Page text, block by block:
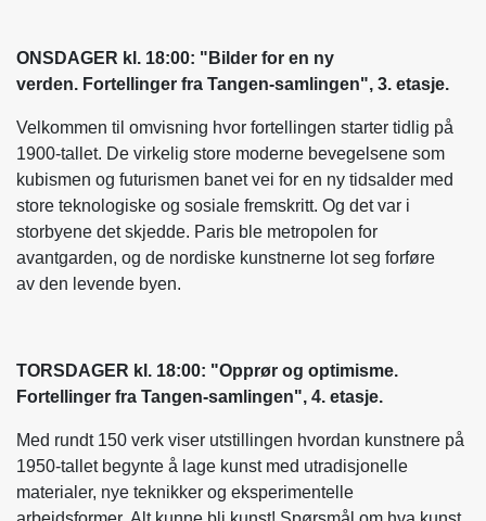
ONSDAGER kl. 18:00: "Bilder for en ny
verden. Fortellinger fra Tangen-samlingen", 3. etasje.
Velkommen til omvisning hvor fortellingen starter tidlig på
1900-tallet. De virkelig store moderne bevegelsene som
kubismen og futurismen banet vei for en ny tidsalder med
store teknologiske og sosiale fremskritt. Og det var i
storbyene det skjedde. Paris ble metropolen for
avantgarden, og de nordiske kunstnerne lot seg forføre
av den levende byen.
TORSDAGER kl. 18:00: "Opprør og optimisme.
Fortellinger fra Tangen-samlingen", 4. etasje.
Med rundt 150 verk viser utstillingen hvordan kunstnere på
1950-tallet begynte å lage kunst med utradisjonelle
materialer, nye teknikker og eksperimentelle